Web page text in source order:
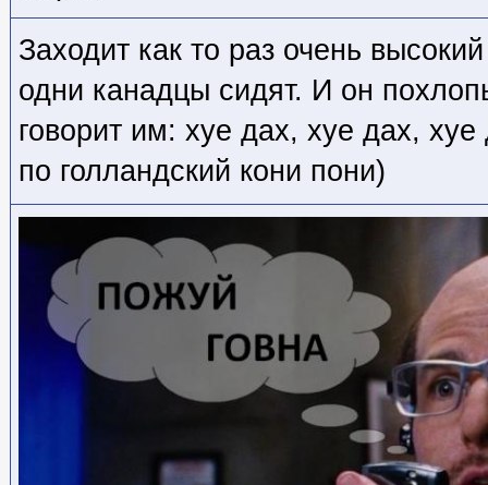
Заходит как то раз очень
одни канадцы сидят. И он
говорит им: хуе дах, хуе дах,
по голландский кони пони)